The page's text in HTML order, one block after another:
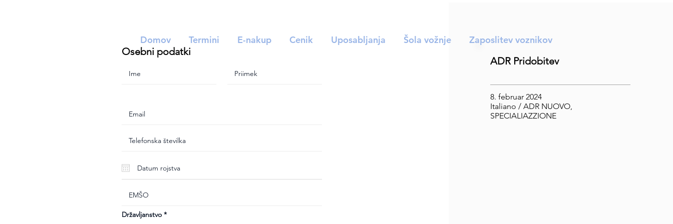
Osebni podatki
Državljanstvo
ADR Pridobitev
8. februar 2024
Italiano / ADR NUOVO,
SPECIALIAZZIONE
Domov Termini E-nakup Cenik Uposabljanja Šola vožnje Zaposlitev voznikov